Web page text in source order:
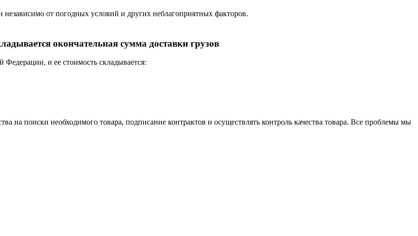
от погодных условий и других неблагоприятных факторов.
окончательная сумма доставки грузов
Федерации, и ее стоимость складывается:
на поиски необходимого товара, подписание контрактов и осуществлять контроль качества товара. Все проблемы мы